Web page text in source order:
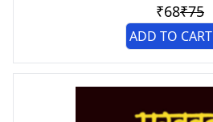
₹68₹75
ADD TO CART